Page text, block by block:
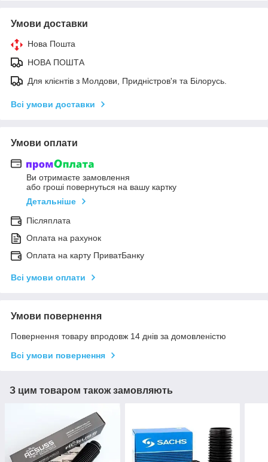
Умови доставки
Нова Пошта
НОВА ПОШТА
Для клієнтів з Молдови, Придністров'я та Білорусь.
Всі умови доставки
Умови оплати
Ви отримаєте замовлення
або гроші повернуться на вашу картку
Детальніше
Післяплата
Оплата на рахунок
Оплата на карту ПриватБанку
Всі умови оплати
Умови повернення
Повернення товару впродовж 14 днів за домовленістю
Всі умови повернення
З цим товаром також замовляють